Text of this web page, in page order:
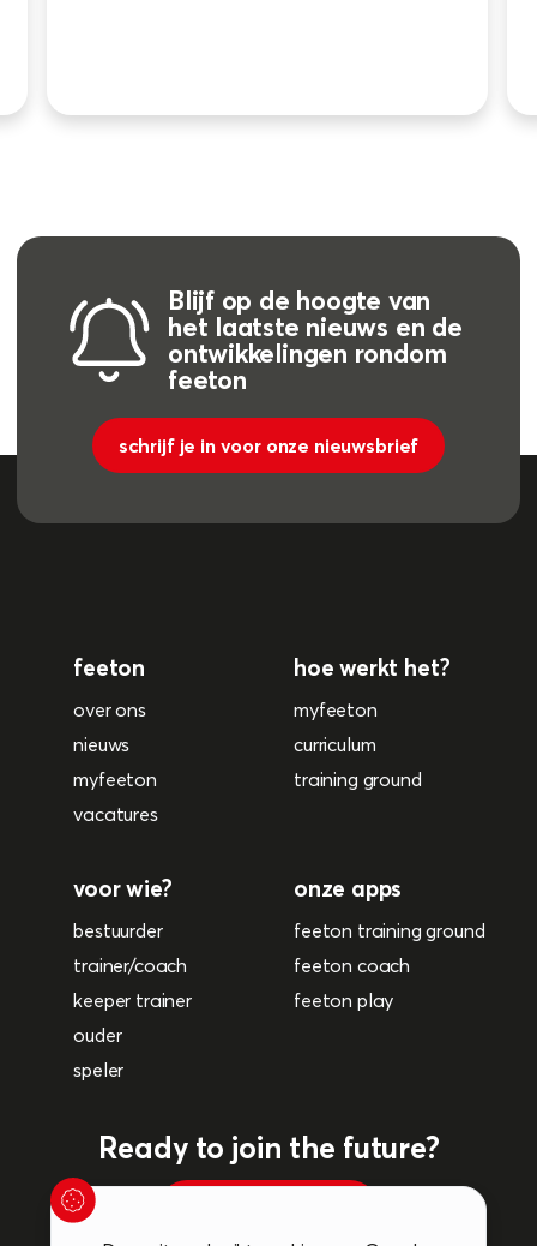
Blijf op de hoogte van
het laatste nieuws en de
ontwikkelingen rondom
feeton
schrijf je in voor onze nieuwsbrief
feeton
over ons
nieuws
myfeeton
vacatures
hoe werkt het?
myfeeton
curriculum
training ground
voor wie?
bestuurder
trainer/coach
keeper trainer
ouder
speler
onze apps
feeton training ground
feeton coach
feeton play
Ready to join the future?